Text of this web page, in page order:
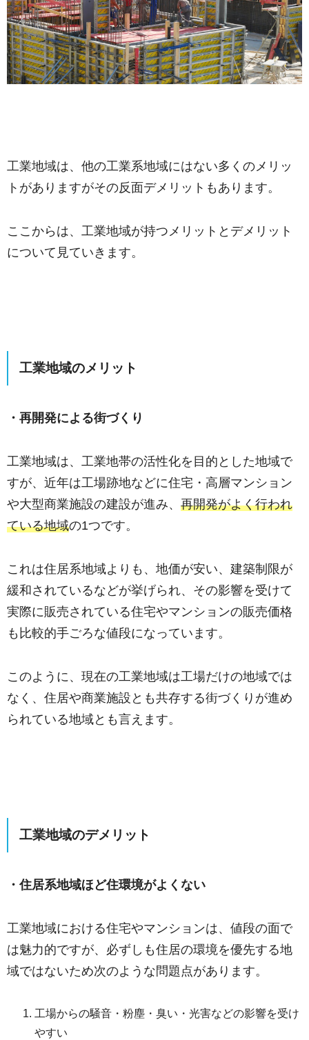
工業地域は、他の工業系地域にはない多くのメリッ
トがありますがその反面デメリットもあります。
ここからは、工業地域が持つメリットとデメリット
について見ていきます。
工業地域のメリット
・再開発による街づくり
工業地域は、工業地帯の活性化を目的とした地域で
すが、近年は工場跡地などに住宅・高層マンション
や大型商業施設の建設が進み、 再開発がよく行われ
ている地域の1つです。
これは住居系地域よりも、地価が安い、建築制限が
緩和されているなどが挙げられ、その影響を受けて
実際に販売されている住宅やマンションの販売価格
も比較的手ごろな値段になっています。
このように、現在の工業地域は工場だけの地域では
なく、住居や商業施設とも共存する街づくりが進め
られている地域とも言えます。
工業地域のデメリット
・住居系地域ほど住環境がよくない
工業地域における住宅やマンションは、値段の面で
は魅力的ですが、必ずしも住居の環境を優先する地
域ではないため次のような問題点があります。
工場からの騒音・粉塵・臭い・光害などの影響を受け
やすい